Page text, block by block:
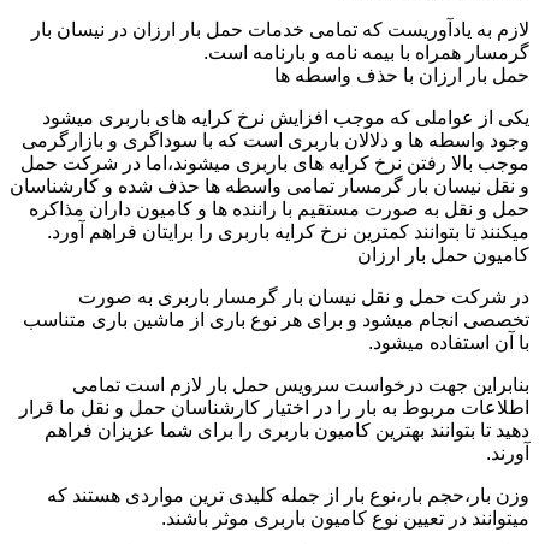
لازم به یادآوریست که تمامی خدمات حمل بار ارزان در نیسان بار
گرمسار همراه با بیمه نامه و بارنامه است.
حمل بار ارزان با حذف واسطه ها
یکی از عواملی که موجب افزایش نرخ کرایه های باربری میشود
وجود واسطه ها و دلالان باربری است که با سوداگری و بازارگرمی
موجب بالا رفتن نرخ کرایه های باربری میشوند،اما در شرکت حمل
و نقل نیسان بار گرمسار تمامی واسطه ها حذف شده و کارشناسان
حمل و نقل به صورت مستقیم با راننده ها و کامیون داران مذاکره
میکنند تا بتوانند کمترین نرخ کرایه باربری را برایتان فراهم آورد.
کامیون حمل بار ارزان
در شرکت حمل و نقل نیسان بار گرمسار باربری به صورت
تخصصی انجام میشود و برای هر نوع باری از ماشین باری متناسب
با آن استفاده میشود.
بنابراین جهت درخواست سرویس حمل بار لازم است تمامی
اطلاعات مربوط به بار را در اختیار کارشناسان حمل و نقل ما قرار
دهید تا بتوانند بهترین کامیون باربری را برای شما عزیزان فراهم
آورند.
وزن بار،حجم بار،نوع بار از جمله کلیدی ترین مواردی هستند که
میتوانند در تعیین نوع کامیون باربری موثر باشند.